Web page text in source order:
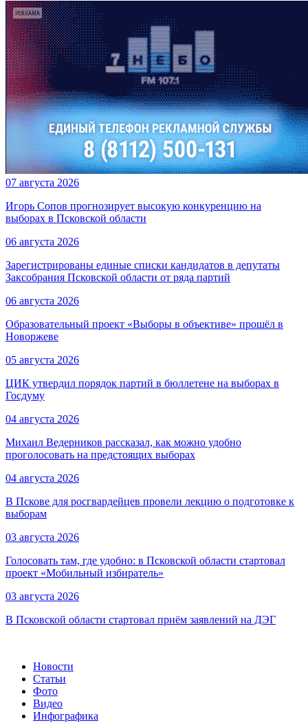
07 августа 2026
Игорь Сопов прогнозирует высокую конкуренцию на
выборах в Псковской области
06 августа 2026
Зарегистрированы единые списки кандидатов в депутаты
Заксобрания Псковской области от ряда партий
06 августа 2026
Образовательный проект «Выборы в объективе» прошёл в
Новоржеве
05 августа 2026
ЦИК утвердил порядок партий в бюллетене на выборах в
Госдуму
04 августа 2026
Михаил Ведерников рассказал, как можно удобно
проголосовать на предстоящих выборах
04 августа 2026
В Пскове для росгвардейцев провели лекцию о подготовке к
выборам
03 августа 2026
Голосовать там, где удобно: в Псковской области стартовал
проект «Мобильный избиратель»
03 августа 2026
В Псковской области стартовал приём заявлений на ДЭГ
Новости
Статьи
Фото
Видео
Инфографика